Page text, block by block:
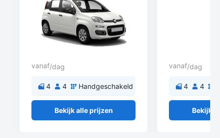
vanaf/dag
4 4 Handgeschakeld
Bekijk alle prijzen
vanaf/dag
4 4
Bekijk